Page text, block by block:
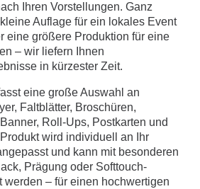
Ihren Vorstellungen. Ganz
Auflage für ein lokales Event
eine größere Produktion für eine
– wir liefern Ihnen
in kürzester Zeit.
eine große Auswahl an
Faltblätter, Broschüren,
Roll-Ups, Postkarten und
wird individuell an Ihr
und kann mit besonderen
Prägung oder Softtouch-
werden – für einen hochwertigen